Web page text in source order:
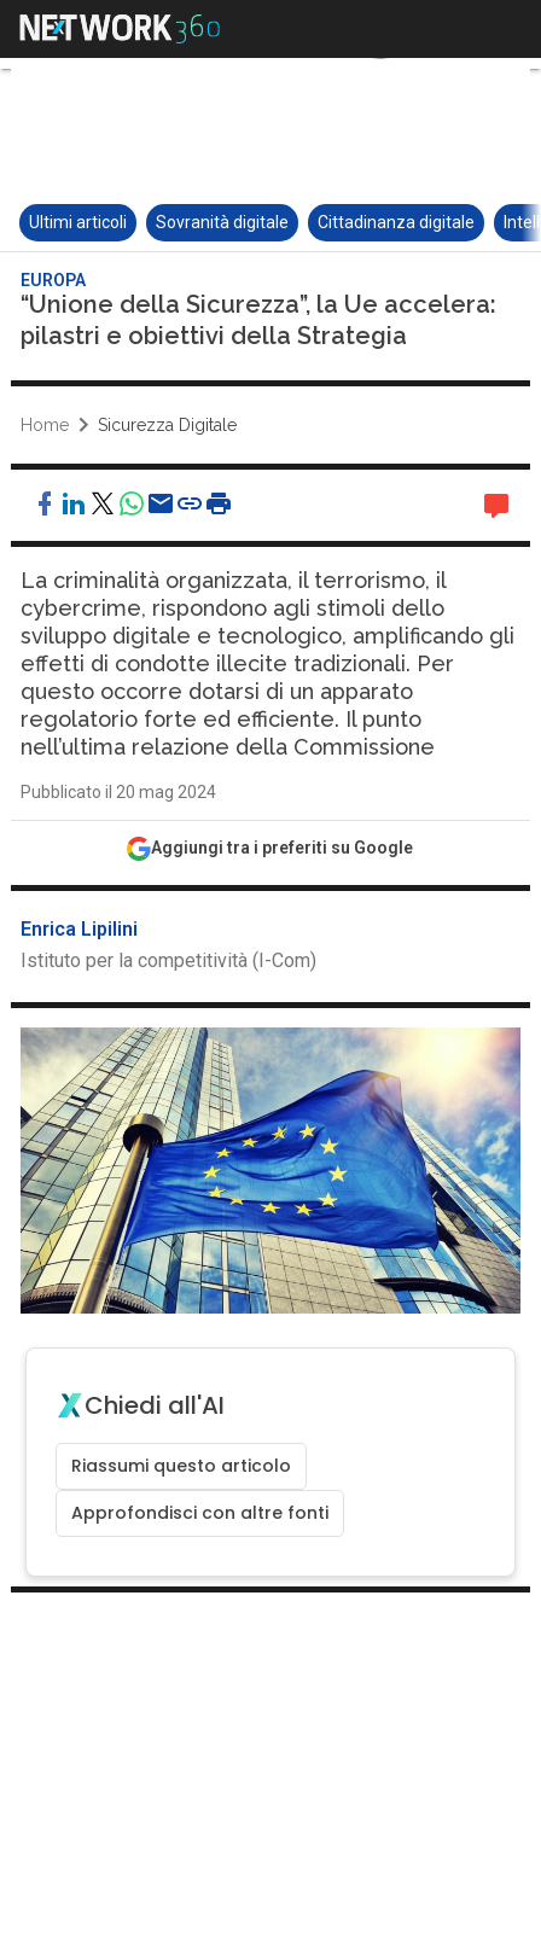
Ultimi articoli Sovranità digitale Cittadinanza digitale
EUROPA
“Unione della Sicurezza”, la Ue accelera:
pilastri e obiettivi della Strategia
Home Sicurezza Digitale
La criminalità organizzata, il terrorismo, il
cybercrime, rispondono agli stimoli dello
sviluppo digitale e tecnologico, amplificando gli
effetti di condotte illecite tradizionali. Per
questo occorre dotarsi di un apparato
regolatorio forte ed efficiente. Il punto
nell’ultima relazione della Commissione
Pubblicato il 20 mag 2024
Aggiungi tra i preferiti su Google
Enrica Lipilini
Istituto per la competitività (I-Com)
Chiedi all'AI
Riassumi questo articolo
Approfondisci con altre fonti